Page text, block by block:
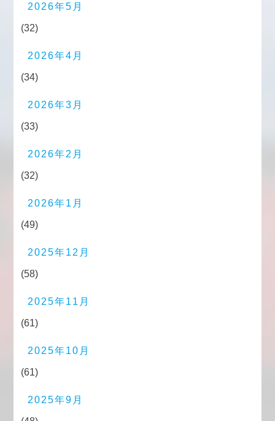
2026年5月
(32)
2026年4月
(34)
2026年3月
(33)
2026年2月
(32)
2026年1月
(49)
2025年12月
(58)
2025年11月
(61)
2025年10月
(61)
2025年9月